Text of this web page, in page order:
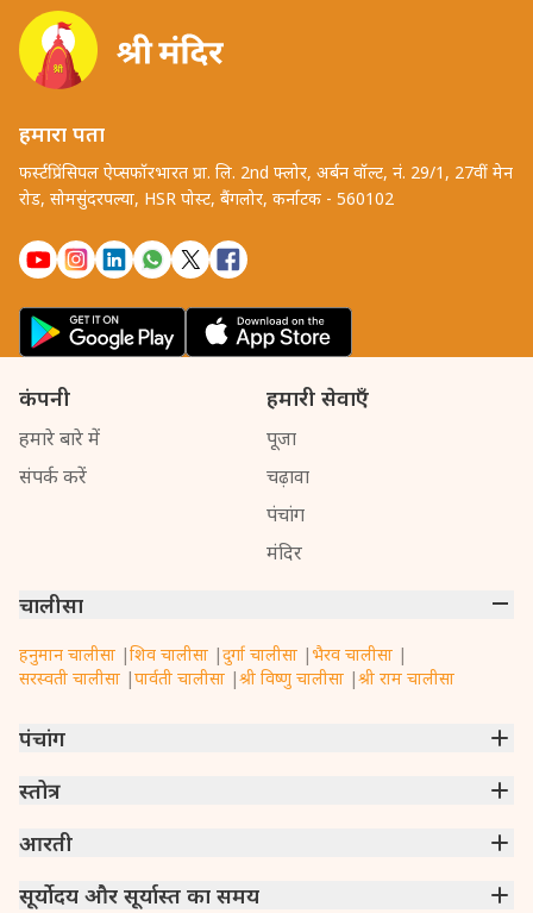
हमारा पता
फर्स्टप्रिंसिपल ऐप्सफॉरभारत प्रा. लि. 2nd फ्लोर, अर्बन वॉल्ट, नं. 29/1, 27वीं मेन
रोड, सोमसुंदरपल्या, HSR पोस्ट, बैंगलोर, कर्नाटक - 560102
कंपनी
हमारे बारे में
संपर्क करें
हमारी सेवाएँ
पूजा
चढ़ावा
पंचांग
मंदिर
चालीसा
हनुमान चालीसा |शिव चालीसा |दुर्गा चालीसा | भैरव चालीसा |
सरस्वती चालीसा |पार्वती चालीसा |श्री विष्णु चालीसा |श्री राम चालीसा
पंचांग
मुंबई|
स्तोत्र
गणपति अथर्वशीर्षम्
आरती
श्री अंबा जी की आरती|ॐ जय जगदीश हरे
सूर्योदय और सूर्यास्त का समय